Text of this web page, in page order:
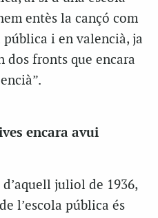
entès la cançó com
pública i en valencià, ja
dos fronts que encara
encara avui
d’aquell juliol de 1936,
l’escola pública és